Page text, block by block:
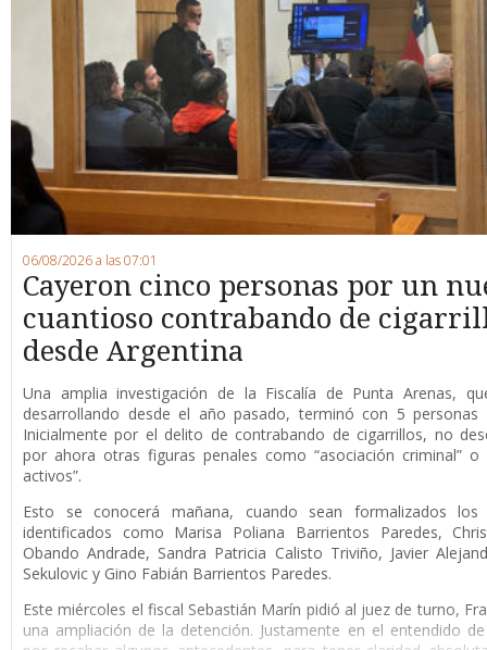
06/08/2026 a las 07:01
Cayeron cinco personas por un
cuantioso contrabando de
desde Argentina
Una amplia investigación de la Fiscalía de Punta Arenas,
desarrollando desde el año pasado, terminó con 5 personas
Inicialmente por el delito de contrabando de cigarrillos, no
por ahora otras figuras penales como “asociación criminal” o
activos”.
Esto se conocerá mañana, cuando sean formalizados los
identificados como Marisa Poliana Barrientos Paredes,
Obando Andrade, Sandra Patricia Calisto Triviño, Javier
Sekulovic y Gino Fabián Barrientos Paredes.
Este miércoles el fiscal Sebastián Marín pidió al juez de turno,
una ampliación de la detención. Justamente en el entendido